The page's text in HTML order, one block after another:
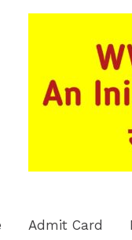
Admit Card